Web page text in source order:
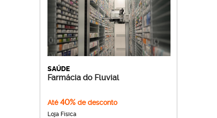
SAÚDE
Farmácia do Fluvial
Até40% de desconto
Loja Física